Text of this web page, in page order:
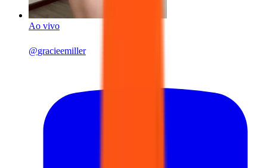
Ao vivo
@gracieemiller